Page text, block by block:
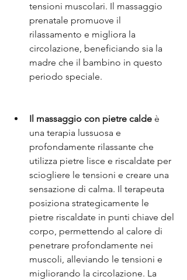
tensioni muscolari. Il massaggio
prenatale promuove il
rilassamento e migliora la
circolazione, beneficiando sia la
madre che il bambino in questo
periodo speciale.
Il massaggio con pietre calde è
una terapia lussuosa e
profondamente rilassante che
utilizza pietre lisce e riscaldate per
sciogliere le tensioni e creare una
sensazione di calma. Il terapeuta
posiziona strategicamente le
pietre riscaldate in punti chiave del
corpo, permettendo al calore di
penetrare profondamente nei
muscoli, alleviando le tensioni e
migliorando la circolazione. La